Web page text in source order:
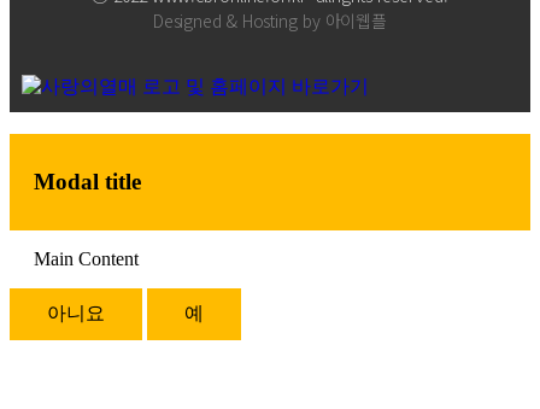
Designed & Hosting by 아이웹플
Modal title
Main Content
아니요 예